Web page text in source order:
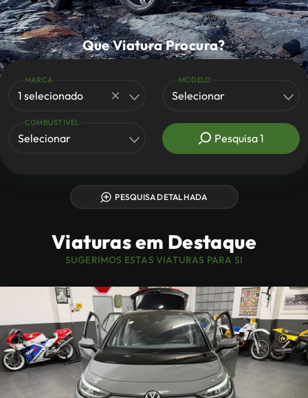
Que Viatura Procura?
MARCA
1 selecionado
MODELO
Selecionar
COMBUSTIVEL
Selecionar Pesquisa1
PESQUISA DETALHADA
Viaturas em Destaque
SUGERIMOS ESTAS VIATURAS PARA SI